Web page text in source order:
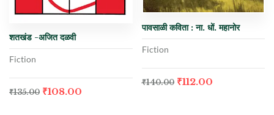
शतखंड -अजित दळवी
Fiction
₹135.00 ₹108.00
पावसाळी कविता : ना. धों. महानोर
Fiction
₹140.00 ₹112.00